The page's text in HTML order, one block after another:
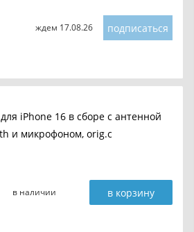
ждем 17.08.26 подписаться
iPhone 16 в сборе с антенной
и микрофоном, orig.c
в наличии в корзину